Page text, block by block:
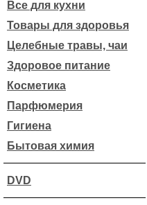
Все для кухни
Товары для здоровья
Целебные травы, чаи
Здоровое питание
Косметика
Парфюмерия
Гигиена
Бытовая химия
DVD